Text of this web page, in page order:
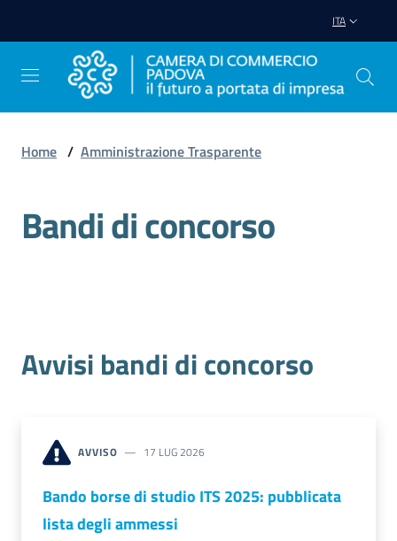
ITA
Promuovere
Tutelare
Impresa
Home / Amministrazione Trasparente
Bandi di concorso
Avvisi bandi di concorso
AVVISO 17 LUG 2026
Bando borse di studio ITS 2025: pubblicata
lista degli ammessi